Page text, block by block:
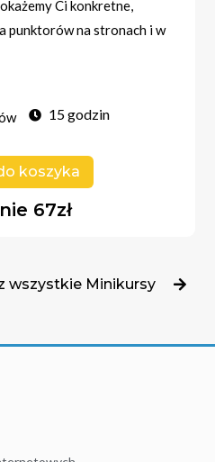
Ci konkretne,
punktorów na stronach i w
15 godzin
koszyka
67zł
wszystkie Minikursy